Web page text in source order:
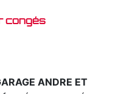
congés
ANDRE ET